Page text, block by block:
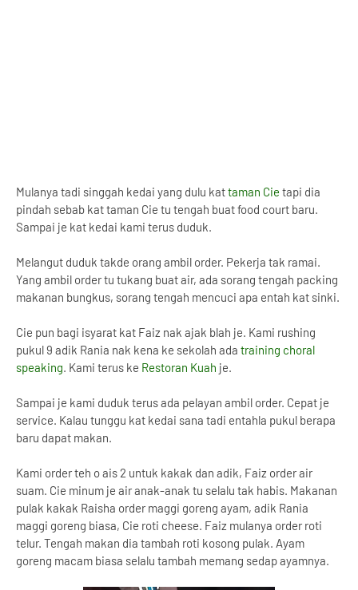
Mulanya tadi singgah kedai yang dulu kattaman Cie tapi dia
pindah sebab kat taman Cie tu tengah buat food court baru.
Sampai je kat kedai kami terus duduk.
Melangut duduk takde orang ambil order. Pekerja tak ramai.
Yang ambil order tu tukang buat air, ada sorang tengah packing
makanan bungkus, sorang tengah mencuci apa entah kat sinki.
Cie pun bagi isyarat kat Faiz nak ajak blah je. Kami rushing
pukul 9 adik Rania nak kena ke sekolah ada training choral
speaking. Kami terus ke Restoran Kuah je.
Sampai je kami duduk terus ada pelayan ambil order. Cepat je
service. Kalau tunggu kat kedai sana tadi entahla pukul berapa
baru dapat makan.
Kami order teh o ais 2 untuk kakak dan adik, Faiz order air
suam. Cie minum je air anak-anak tu selalu tak habis. Makanan
pulak kakak Raisha order maggi goreng ayam, adik Rania
maggi goreng biasa, Cie roti cheese. Faiz mulanya order roti
telur. Tengah makan dia tambah roti kosong pulak. Ayam
goreng macam biasa selalu tambah memang sedap ayamnya.